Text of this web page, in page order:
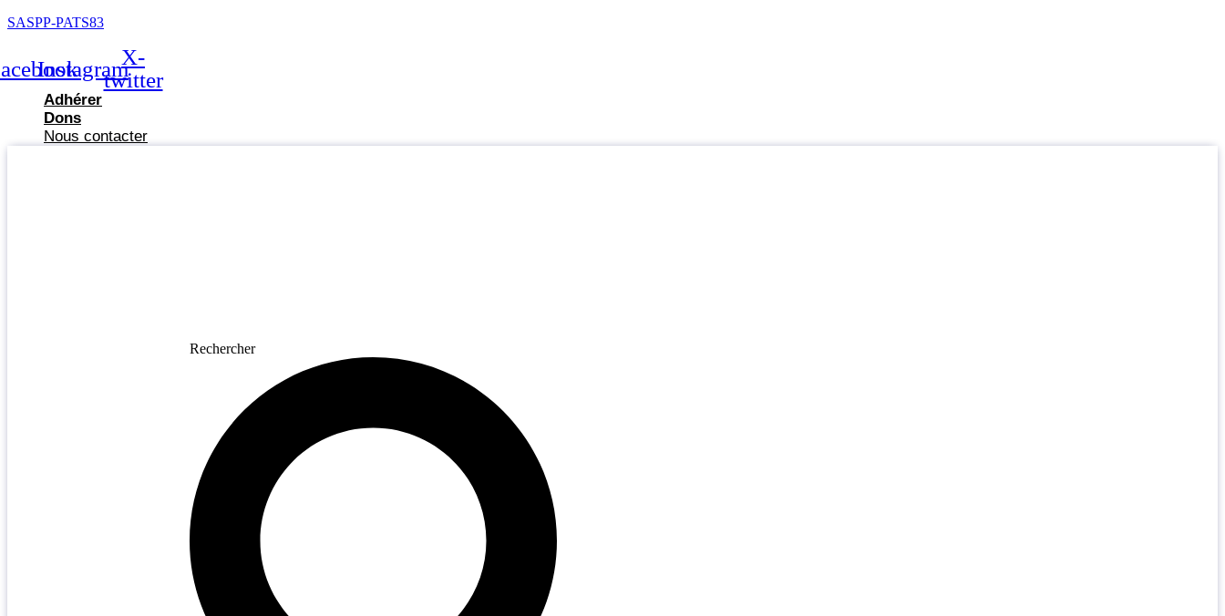
SASPP-PATS83
InstagramX-
twitter
Adhérer
Dons
Nous contacter
Rechercher